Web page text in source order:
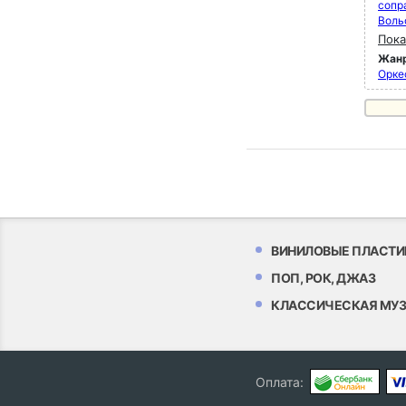
ВИНИЛОВЫЕ
ПОП, РОК, ДЖАЗ
КЛАССИЧЕСКАЯ
Оплата: